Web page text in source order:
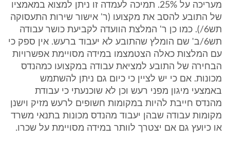
מעריכה על 25%. תמיכה לעמדה זו ניתן למצוא במאמציו
של התובע להסב את מקצועו (ר' אישור שירות התעסוקה
תש6/). כמו כן ר' המלצת הוועדה לקביעת כושר עבודה
תש6/ב' שם הומלץ שהתובע לא יעבוד ברעש. אין ספק כי
עם המלצות כאלה הצטמצמו במידה מסויימת אפשרויות
הבחירה של התובע למציאת עבודה במקצועו כמהנדס
מכונות. אם כי יש לציין כי כיום גם ניתן להשתמש
באמצעי מיגון מפני רעש וכן לא שוכנעתי כי עבודת
מהנדס חייבת להיות במקומות חשופים לרעש מזיק וישנן
מקומות עבודה שבהן יעבוד מהנדס מכונות בתנאי משרד
או כיועץ גם אם יצטרך לוותר במידה מסויימת על שכרו.